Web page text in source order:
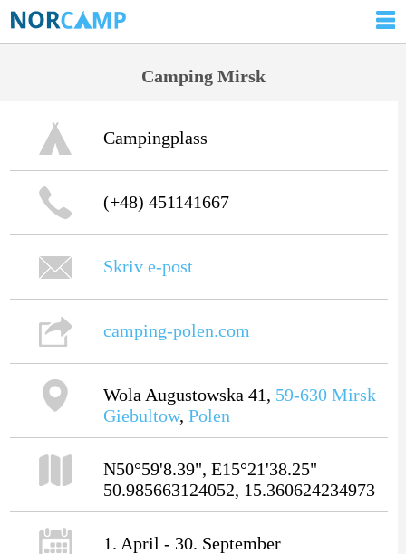
Camping Mirsk
Campingplass
(+48) 451141667
Skriv e-post
camping-polen.com
Wola Augustowska 41, 59-630 Mirsk
Giebultow, Polen
N50°59'8.39", E15°21'38.25"
50.985663124052, 15.360624234973
1. April - 30. September